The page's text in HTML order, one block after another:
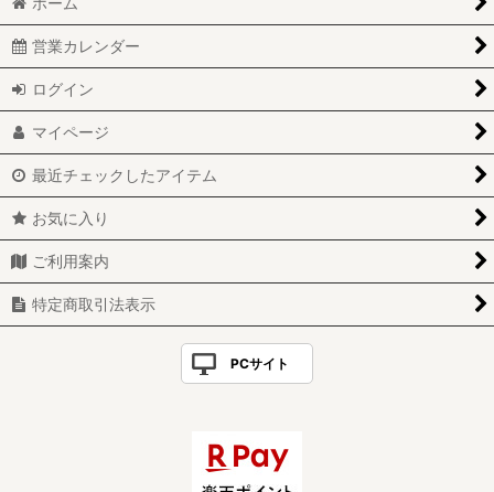
営業カレンダー
ログイン
マイページ
最近チェックしたアイテム
お気に入り
ご利用案内
特定商取引法表示
PCサイト